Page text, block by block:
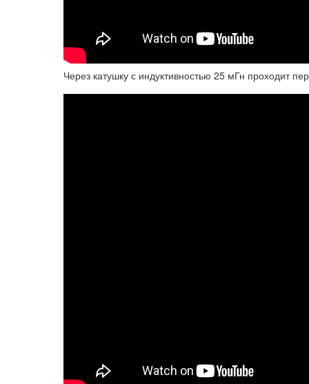
Через катушку с индуктивностью 25 мГн проходит